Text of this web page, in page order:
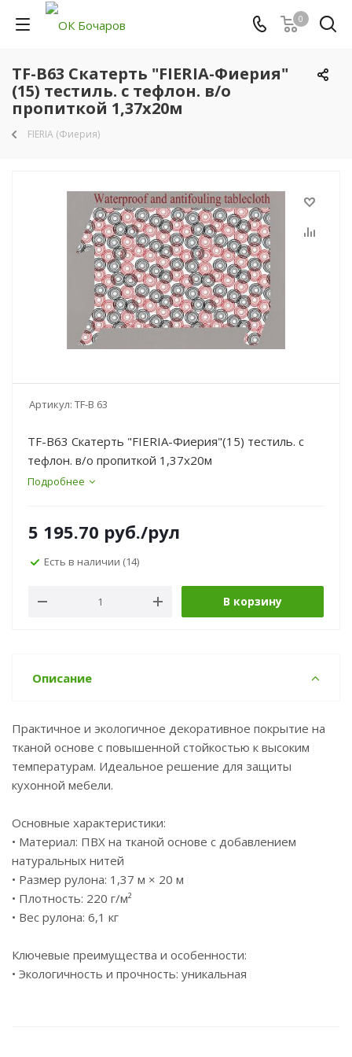
0
TF-B63 Скатерть "FIERIA-Фиерия"
(15) тестиль. с тефлон. в/о
пропиткой 1,37х20м
FIERIA (Фиерия)
Артикул: TF-B 63
TF-B63 Скатерть "FIERIA-Фиерия"(15) тестиль. с
тефлон. в/о пропиткой 1,37х20м
Подробнее
5 195.70 руб./рул
Есть в наличии (14)
В корзину
Описание
Практичное и экологичное декоративное покрытие на
тканой основе с повышенной стойкостью к высоким
температурам. Идеальное решение для защиты
кухонной мебели.
Основные характеристики:
• Материал: ПВХ на тканой основе с добавлением
натуральных нитей
• Размер рулона: 1,37 м × 20 м
• Плотность: 220 г/м²
• Вес рулона: 6,1 кг
Ключевые преимущества и особенности:
• Экологичность и прочность: уникальная